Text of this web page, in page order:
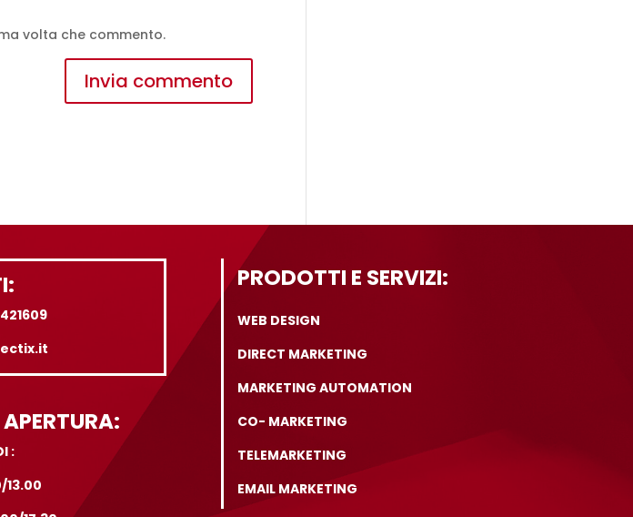
volta che commento.
:
PRODOTTI E SERVIZI:
WEB DESIGN
DIRECT MARKETING
MARKETING AUTOMATION
CO- MARKETING
TELEMARKETING
EMAIL MARKETING